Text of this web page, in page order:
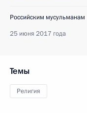
Российским мусульманам
25 июня 2017 года
Темы
Религия